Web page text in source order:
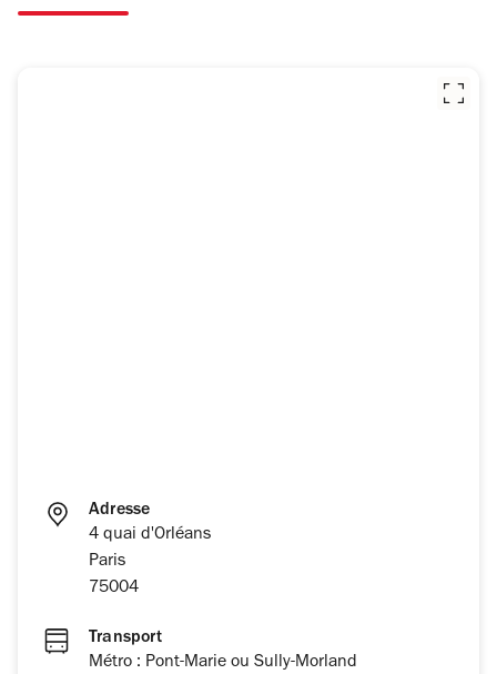
Adresse
4 quai d'Orléans
Paris
75004
Transport
Métro : Pont-Marie ou Sully-Morland